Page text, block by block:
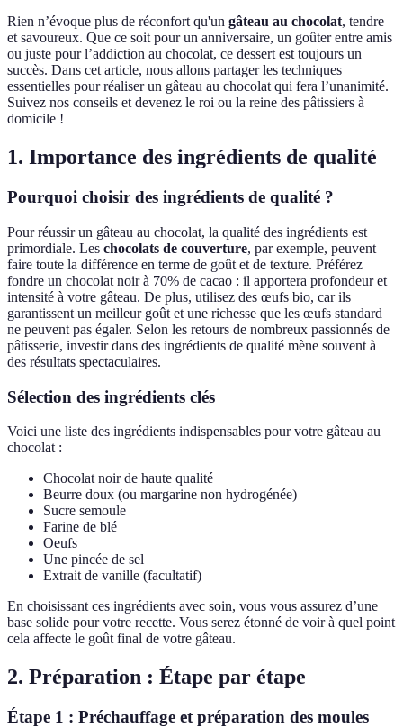
Rien n’évoque plus de réconfort qu'un gâteau au chocolat, tendre
et savoureux. Que ce soit pour un anniversaire, un goûter entre amis
ou juste pour l’addiction au chocolat, ce dessert est toujours un
succès. Dans cet article, nous allons partager les techniques
essentielles pour réaliser un gâteau au chocolat qui fera l’unanimité.
Suivez nos conseils et devenez le roi ou la reine des pâtissiers à
domicile !
1. Importance des ingrédients de qualité
Pourquoi choisir des ingrédients de qualité ?
Pour réussir un gâteau au chocolat, la qualité des ingrédients est
primordiale. Les chocolats de couverture, par exemple, peuvent
faire toute la différence en terme de goût et de texture. Préférez
fondre un chocolat noir à 70% de cacao : il apportera profondeur et
intensité à votre gâteau. De plus, utilisez des œufs bio, car ils
garantissent un meilleur goût et une richesse que les œufs standard
ne peuvent pas égaler. Selon les retours de nombreux passionnés de
pâtisserie, investir dans des ingrédients de qualité mène souvent à
des résultats spectaculaires.
Sélection des ingrédients clés
Voici une liste des ingrédients indispensables pour votre gâteau au
chocolat :
Chocolat noir de haute qualité
Beurre doux (ou margarine non hydrogénée)
Sucre semoule
Farine de blé
Oeufs
Une pincée de sel
Extrait de vanille (facultatif)
En choisissant ces ingrédients avec soin, vous vous assurez d’une
base solide pour votre recette. Vous serez étonné de voir à quel point
cela affecte le goût final de votre gâteau.
2. Préparation : Étape par étape
Étape 1 : Préchauffage et préparation des moules